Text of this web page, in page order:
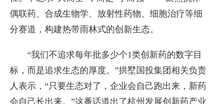
偶联药、合成生物学、放射性药物、细胞治疗等细
分赛道，构建热带雨林式的创新生态。
“我们不追求每年批多少个1类创新药的数字目
标，而是追求生态的厚度。”拱墅国投集团相关负责
人表示，“只要生态对了，企业会自己跑出来，新药
会自己长出来。”这番话道出了杭州发展创新药产业